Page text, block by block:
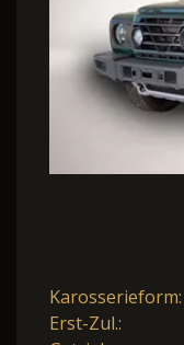
Karosserieform:
Erst-Zul.: